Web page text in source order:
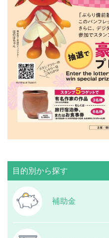
目的別から探す
補助金